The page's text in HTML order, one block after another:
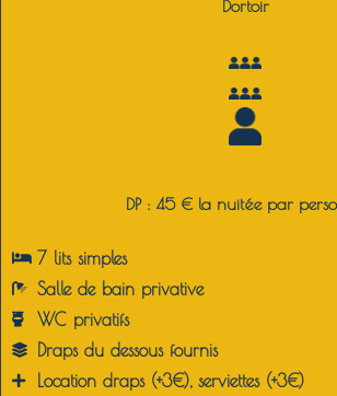
Dortoir
DP : 45 € la nuitée par
7 lits simples
Salle de bain privative
WC privatifs
Draps du dessous fournis
Location draps (+3€), serviettes (+3€)